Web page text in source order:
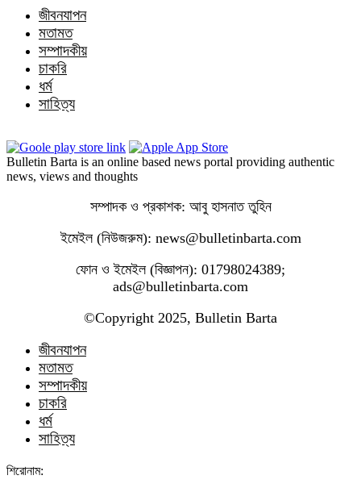
জীবনযাপন
মতামত
সম্পাদকীয়
চাকরি
ধর্ম
সাহিত্য
Bulletin Barta is an online based news portal providing authentic
news, views and thoughts
সম্পাদক ও প্রকাশক: আবু হাসনাত তুহিন
ইমেইল (নিউজরুম): news@bulletinbarta.com
ফোন ও ইমেইল (বিজ্ঞাপন): 01798024389;
ads@bulletinbarta.com
©️Copyright 2025, Bulletin Barta
জীবনযাপন
মতামত
সম্পাদকীয়
চাকরি
ধর্ম
সাহিত্য
শিরোনাম: